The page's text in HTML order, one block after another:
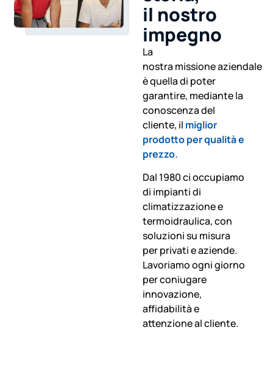
il nostro
impegno
La
nostra missione aziendale
è quella di poter
garantire, mediante la
conoscenza del
cliente, il miglior
prodotto per qualità e
prezzo.
Dal 1980 ci occupiamo
di impianti di
climatizzazione e
termoidraulica, con
soluzioni su misura
per privati e aziende.
Lavoriamo ogni giorno
per coniugare
innovazione,
affidabilità e
attenzione al cliente.